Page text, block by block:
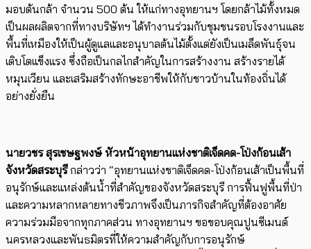
มอบต้นกล้า จำนวน 500 ต้น ให้แก่ทางอุทยานฯ โดยกล้าไม้ทั้งหมด
เป็นผลผลิตจากที่ทางบริษัทฯ ได้ทำงานร่วมกับชุมชนรอบโรงงานและ
พื้นที่เหมืองให้เป็นผู้ดูแลและอนุบาลต้นไม้ตั้งแต่ยังเป็นเมล็ดพันธุ์จน
เติบโตแข็งแรง ซึ่งถือเป็นกลไกสำคัญในการสร้างงาน สร้างรายได้
หมุนเวียน และเสริมสร้างทักษะอาชีพให้กับชาวบ้านในท้องถิ่นได้
อย่างยั่งยืน
นายวชร สุรเชษฐพงษ์ หัวหน้าอุทยานแห่งชาติเจ็ดคด-โป่งก้อนเส้า
จังหวัดสระบุรีกล่าวว่า “อุทยานแห่งชาติเจ็ดคด-โป่งก้อนเส้าเป็นพื้นที่
อนุรักษ์และแหล่งต้นน้ำที่สำคัญของจังหวัดสระบุรี การฟื้นฟูพื้นที่ป่า
และความหลากหลายทางชีวภาพจึงเป็นภารกิจสำคัญที่ต้องอาศัย
ความร่วมมือจากทุกภาคส่วน ทางอุทยานฯ ขอขอบคุณปูนซีเมนต์
นครหลวงและพันธมิตรที่ให้ความสำคัญกับการอนุรักษ์